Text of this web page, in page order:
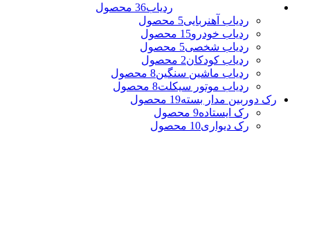
ردیاب36 محصول
ردیاب آهنربایی5 محصول
ردیاب خودرو15 محصول
ردیاب شخصی5 محصول
ردیاب کودکان2 محصول
ردیاب ماشین سنگین8 محصول
ردیاب موتور سیکلت8 محصول
رک دوربین مدار بسته19 محصول
رک ایستاده9 محصول
رک دیواری10 محصول